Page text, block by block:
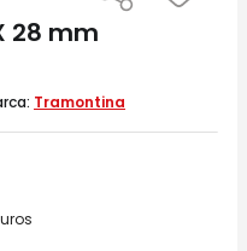
28 mm
Tramontina
makita